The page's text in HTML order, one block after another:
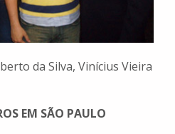
da Silva, Vinícius Vieira
EM SÃO PAULO